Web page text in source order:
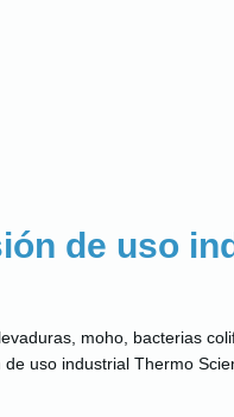
de uso
moho, bacterias
de uso industrial Thermo